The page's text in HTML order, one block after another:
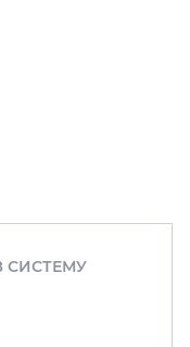
СИСТЕМУ